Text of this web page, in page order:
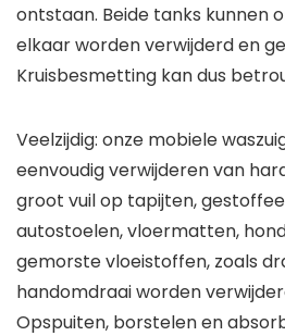
ontstaan. Beide tanks kunnen
elkaar worden verwijderd en
Kruisbesmetting kan dus
Veelzijdig: onze mobiele
eenvoudig verwijderen van
groot vuil op tapijten,
autostoelen, vloermatten,
gemorste vloeistoffen, zoals
handomdraai worden
Opspuiten, borstelen en